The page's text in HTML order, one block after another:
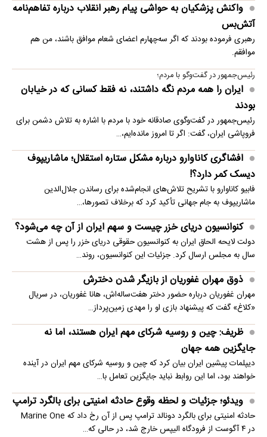
واکنش پزشکیان به حواشی پیام رهبر انقلاب درباره تفاهم‌نامه
آتش‌بس
رهبری فرموده بودند که اگر سه‌چهارم اعضای شعام موافق باشند، من هم
موافقم.
رئیس‌جمهور در گفت‌وگو با مردم؛
ایران را همه مردم نگه داشتند، نه فقط کسانی که در خیابان
بودند
رئیس‌جمهور در گفت‌وگوی صادقانه خود با مردم با اشاره به تلاش دشمن برای
فروپاشی ایران، گفت: اگر تا امروز مانده‌ایم،…
افشاگری کاناوارو درباره مشکل ستاره استقلال؛ ماشاریپوف
دیسک کمر دارد؟!
فابیو کاناوارو با تشریح تلاش‌های انجام‌شده برای رساندن جلال‌الدین
ماشاریپوف به جام جهانی تأکید کرد که برخلاف تصورها،…
کنوانسیون دریای خزر چیست و سهم ایران از آن چه می‌شود؟
دولت لایحه الحاق ایران به کنوانسیون حقوقی دریای خزر را پس از هشت
سال به مجلس ارسال کرد. جزئیات این کنوانسیون، روند…
ذوق مهران غفوریان از بازیگر شدن دخترش
مهران غفوریان درباره حضور دختر هفت‌ساله‌اش، هانا غفوریان، در سریال
«کلاغ» گفت که پیشنهاد بازی او را مهدی زمین‌پرداز…
ظریف: چین و روسیه شرکای مهم ایران هستند، اما نه
جایگزین همه جهان
دیپلمات پیشین ایران بیان کرد که چین و روسیه شرکای مهم ایران در آینده
خواهند بود، اما این روابط نباید جایگزین تعامل با…
ویدئو؛ جزئیات و لحظه وقوع حادثه امنیتی برای بالگرد ترامپ
حادثه امنیتی برای بالگرد دونالد ترامپ پس از آن رخ داد که Marine One
در ۴ آگوست از فرودگاه الیپس خارج شد، در حالی که…